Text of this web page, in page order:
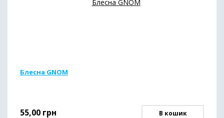
Блесна GNOM
55,00 грн В кошик